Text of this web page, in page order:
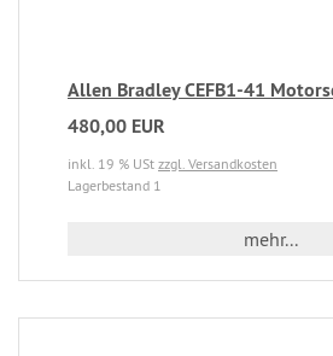
Allen Bradley CEFB1-41
480,00 EUR
inkl. 19 % USt zzgl. Versandkosten
Lagerbestand 1
mehr...